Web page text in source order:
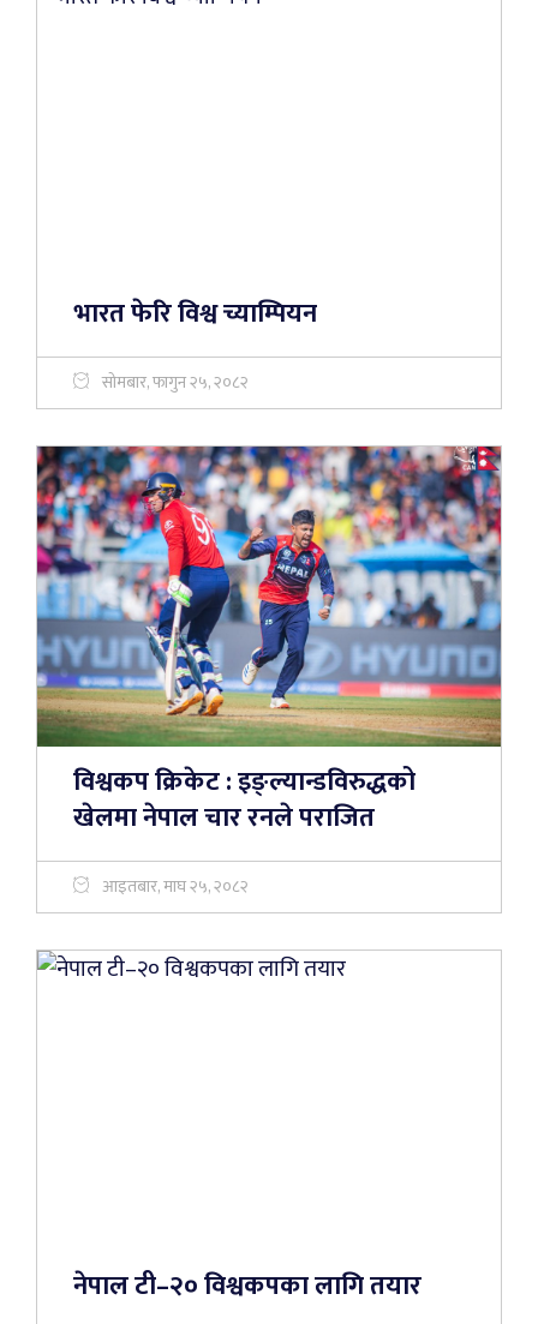
भारत फेरि विश्व च्याम्पियन
सोमबार, फागुन २५, २०८२
विश्वकप क्रिकेट : इङ्ल्यान्डविरुद्धको
खेलमा नेपाल चार रनले पराजित
आइतबार, माघ २५, २०८२
नेपाल टी–२० विश्वकपका लागि तयार